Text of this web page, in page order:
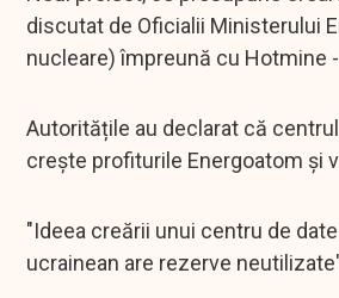
discutat de Oficialii Ministerului
nucleare) împreună cu Hotmine
Autoritățile au declarat că
crește profiturile Energoatom și
"Ideea creării unui centru de
ucrainean are rezerve